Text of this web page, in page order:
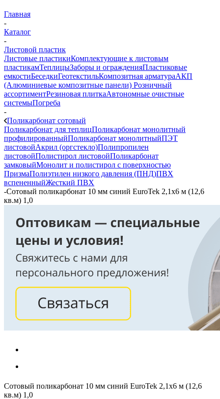
Главная
-
Каталог
-
Листовой пластик
Листовые пластикиКомплектующие к листовым
пластикамТеплицыЗаборы и огражденияПластиковые
емкостиБеседкиГеотекстильКомпозитная арматураАКП
(Алюминиевые композитные панели) Розничный
ассортиментРезиновая плиткаАвтономные очистные
системыПогреба
-
Поликарбонат сотовый
Поликарбонат для теплицПоликарбонат монолитный
профилированныйПоликарбонат монолитныйПЭТ
листовойАкрил (оргстекло)Полипропилен
листовойПолистирол листовойПоликарбонат
замковыйМонолит и полистирол с поверхностью
ПризмаПолиэтилен низкого давления (ПНД)ПВХ
вспененныйЖесткий ПВХ
-Сотовый поликарбонат 10 мм синий EuroTek 2,1х6 м (12,6
кв.м) 1,0
Сотовый поликарбонат 10 мм синий EuroTek 2,1х6 м (12,6
кв.м) 1,0